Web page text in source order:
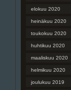
elokuu 2020
heinäkuu 2020
toukokuu 2020
huhtikuu 2020
maaliskuu 2020
helmikuu 2020
joulukuu 2019